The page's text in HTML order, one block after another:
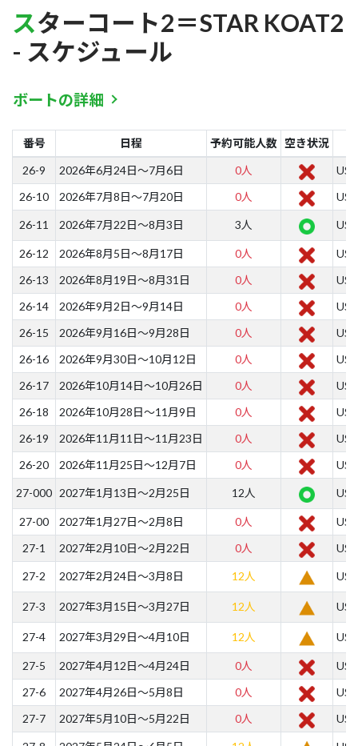
スターコート2＝STAR KOAT2
- スケジュール
ボートの詳細
番号 日程 予約可能人数 空き状況
26-9
2026年6月24日～7月6日 0人
26-10
2026年7月8日～7月20日 0人
26-11 2026年7月22日～8月3日 3人
26-12 2026年8月5日～8月17日 0人
26-13
2026年8月19日～8月31日 0人
26-14
2026年9月2日～9月14日 0人
26-15
2026年9月16日～9月28日 0人
26-16
2026年9月30日～10月12日 0人
26-17
2026年10月14日～10月26日 0人
26-18
2026年10月28日～11月9日 0人
26-19
2026年11月11日～11月23日 0人
26-20
2026年11月25日～12月7日 0人
27-000 2027年1月13日～2月25日 12人
27-00 2027年1月27日～2月8日 0人
27-1
2027年2月10日～2月22日 0人
27-2 2027年2月24日～3月8日 12人
27-3 2027年3月15日～3月27日 12人
27-4 2027年3月29日～4月10日 12人
27-5 2027年4月12日～4月24日 0人
27-6
2027年4月26日～5月8日 0人
27-7
2027年5月10日～5月22日 0人